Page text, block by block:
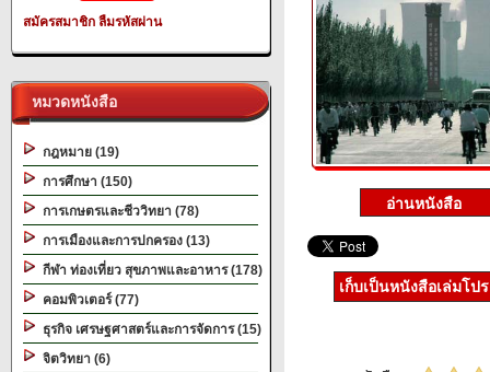
สมัครสมาชิก ลืมรหัสผ่าน
หมวดหนังสือ
กฎหมาย (19)
การศึกษา (150)
การเกษตรและชีววิทยา (78)
การเมืองและการปกครอง (13)
กีฬา ท่องเที่ยว สุขภาพและอาหาร (178)
คอมพิวเตอร์ (77)
ธุรกิจ เศรษฐศาสตร์และการจัดการ (15)
จิตวิทยา (6)
เก็บเป็นหนังสือเล่มโป